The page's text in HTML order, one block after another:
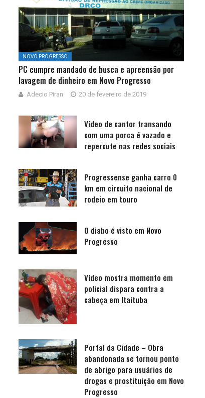
NOVO PROGRESSO
PC cumpre mandado de busca e apreensão por
lavagem de dinheiro em Novo Progresso
Adecio Piran 20 de fevereiro de 2019
Vídeo de cantor transando
com uma porca é vazado e
repercute nas redes sociais
Progressense ganha carro 0
km em circuito nacional de
rodeio em touro
O diabo é visto em Novo
Progresso
Vídeo mostra momento em
policial dispara contra a
cabeça em Itaituba
Portal da Cidade – Obra
abandonada se tornou ponto
de abrigo para usuários de
drogas e prostituição em Novo
Progresso